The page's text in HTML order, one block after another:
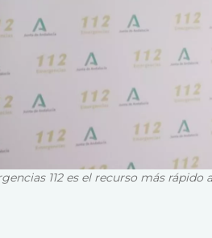
112 es el recurso más rápido